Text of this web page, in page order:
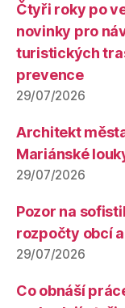
Čtyři roky po
novinky pro
turistických
prevence
29/07/2026
Architekt
Mariánské
29/07/2026
Pozor na
rozpočty obcí
29/07/2026
Co obnáší